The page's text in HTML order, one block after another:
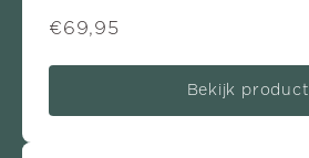
€69,95
Bekijk product